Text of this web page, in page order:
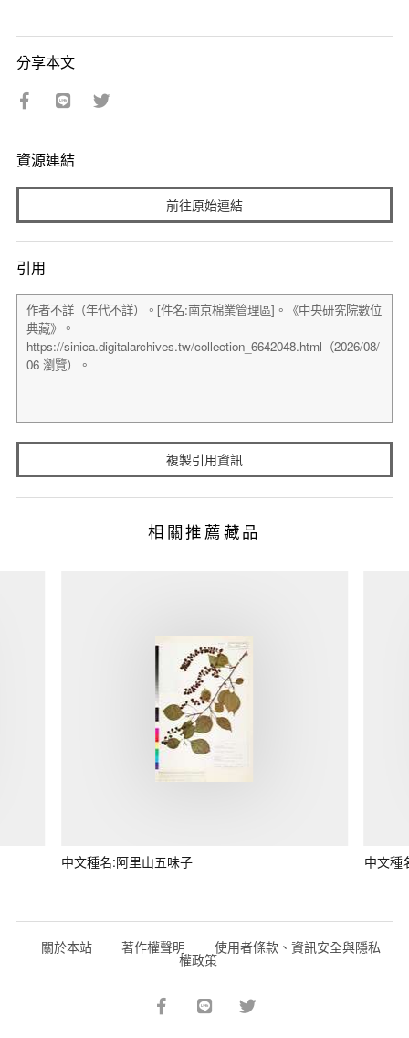
分享本文
資源連結
前往原始連結
引用
複製引用資訊
相關推薦藏品
中文種名:阿里山五味子 中文種
關於本站 著作權聲明 使用者條款、資訊安全與隱私
權政策